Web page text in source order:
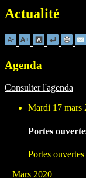
Actualité
Agenda
Consulter l'agenda
Mardi 17 mars
Portes
Portes
Mars 2020